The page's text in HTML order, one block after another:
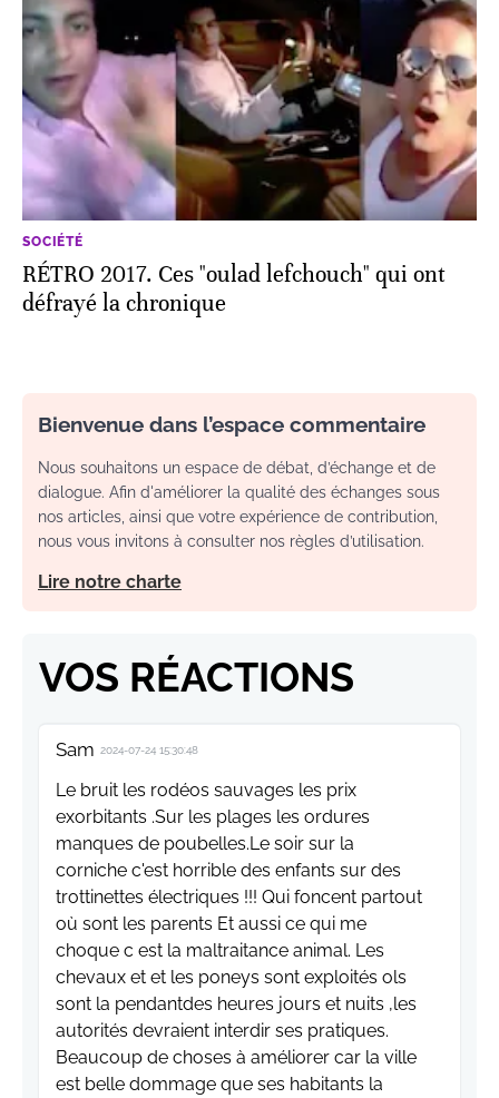
SOCIÉTÉ
RÉTRO 2017. Ces "oulad lefchouch" qui ont
défrayé la chronique
Bienvenue dans l’espace commentaire
Nous souhaitons un espace de débat, d’échange et de
dialogue. Afin d'améliorer la qualité des échanges sous
nos articles, ainsi que votre expérience de contribution,
nous vous invitons à consulter nos règles d’utilisation.
Lire notre charte
VOS RÉACTIONS
Sam 2024-07-24 15:30:48
Le bruit les rodéos sauvages les prix
exorbitants .Sur les plages les ordures
manques de poubelles.Le soir sur la
corniche c'est horrible des enfants sur des
trottinettes électriques !!! Qui foncent partout
où sont les parents Et aussi ce qui me
choque c est la maltraitance animal. Les
chevaux et et les poneys sont exploités ols
sont la pendantdes heures jours et nuits ,les
autorités devraient interdir ses pratiques.
Beaucoup de choses à améliorer car la ville
est belle dommage que ses habitants la